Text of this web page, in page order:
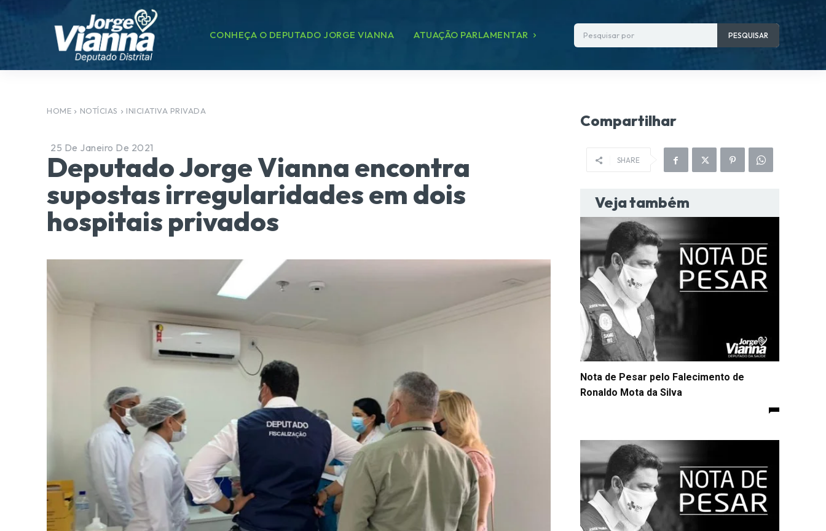
CONHEÇA O DEPUTADO JORGE VIANNA ATUAÇÃO PARLAMENTAR Pesquisar por PESQUISAR
HOME NOTÍCIAS INICIATIVA PRIVADA
25 De Janeiro De 2021
Deputado Jorge Vianna encontra
supostas irregularidades em dois
hospitais privados
Compartilhar
SHARE
Veja também
Nota de Pesar pelo Falecimento de
Ronaldo Mota da Silva